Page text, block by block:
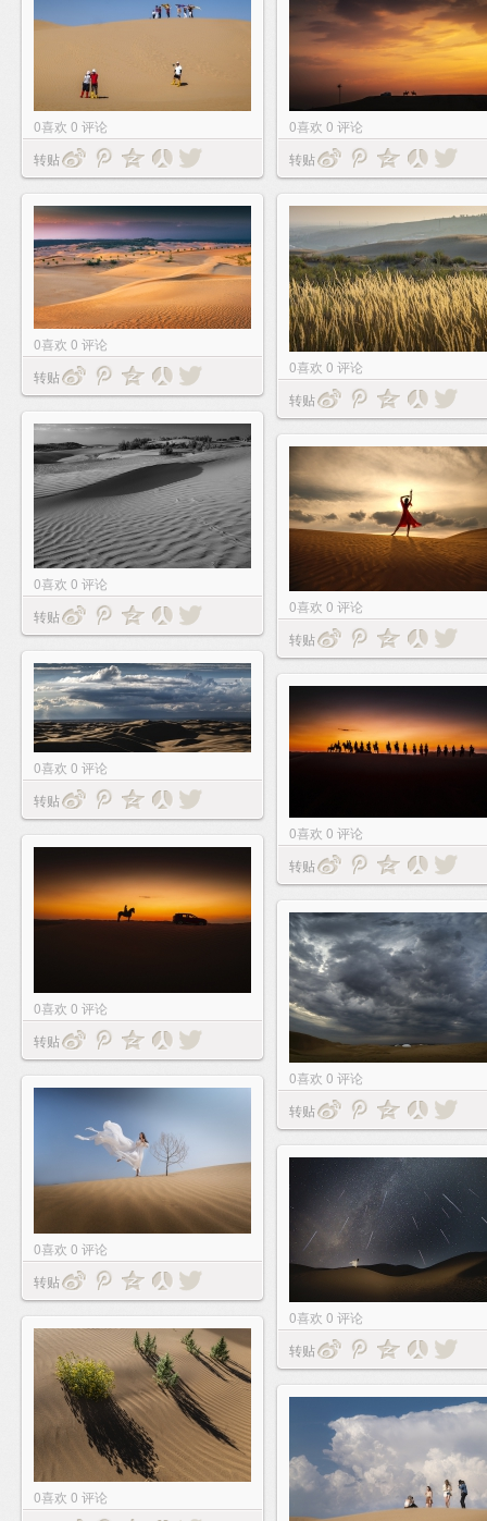
0喜欢 0 评论
转贴
0喜欢 0 评论
转贴
0喜欢 0 评论
转贴
0喜欢 0 评论
转贴
0喜欢 0 评论
转贴
0喜欢 0 评论
转贴
0喜欢 0 评论
转贴
0喜欢 0 评论
转贴
0喜欢 0 评论
转贴
0喜欢 0 评论
转贴
0喜欢 0 评论
转贴
0喜欢 0 评论
转贴
0喜欢 0 评论